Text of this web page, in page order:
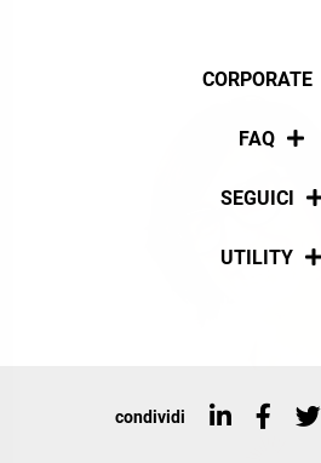
CORPORATE
Chi siamo
FAQ
Pagamenti
SEGUICI
Social
UTILITY
Top ricerche
condividi